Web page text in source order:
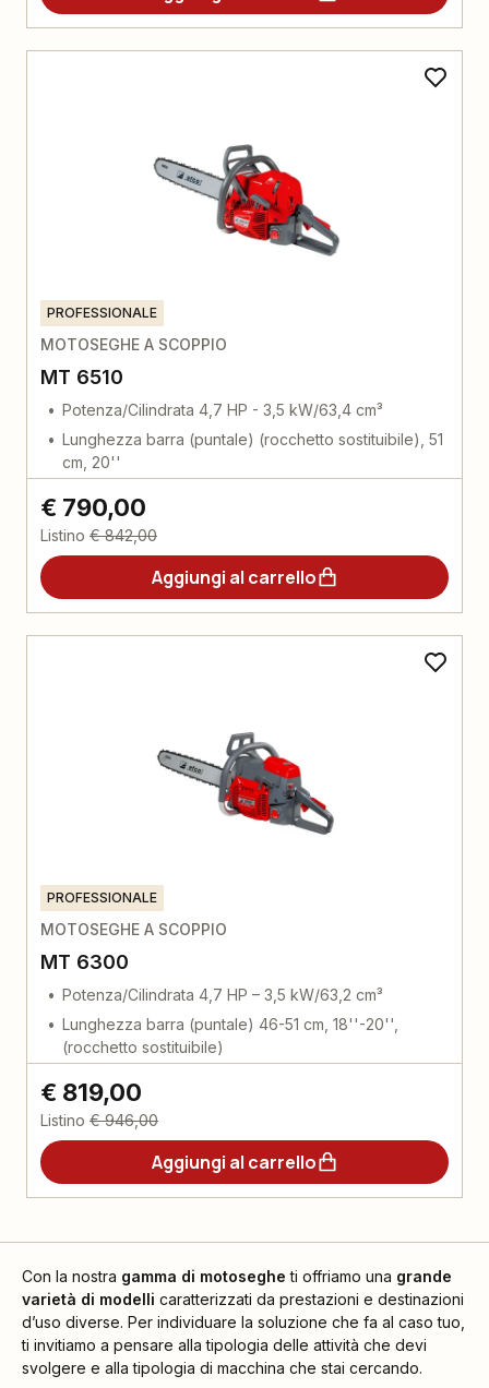
PROFESSIONALE
MOTOSEGHE A SCOPPIO
MT 6510
Potenza/Cilindrata 4,7 HP - 3,5 kW/63,4 cm³
Lunghezza barra (puntale) (rocchetto sostituibile), 51
cm, 20''
€ 790,00
Listino € 842,00
Aggiungi al carrello
PROFESSIONALE
MOTOSEGHE A SCOPPIO
MT 6300
Potenza/Cilindrata 4,7 HP – 3,5 kW/63,2 cm³
Lunghezza barra (puntale) 46-51 cm, 18''-20'',
(rocchetto sostituibile)
€ 819,00
Listino € 946,00
Aggiungi al carrello
Con la nostra gamma di motoseghe ti offriamo una grande
varietà di modelli caratterizzati da prestazioni e destinazioni
d’uso diverse. Per individuare la soluzione che fa al caso tuo,
ti invitiamo a pensare alla tipologia delle attività che devi
svolgere e alla tipologia di macchina che stai cercando.